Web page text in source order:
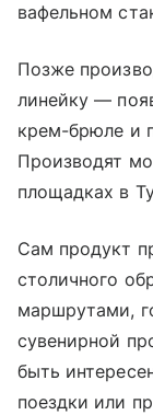
вафельном
Позже
линейку —
крем-брюле и
Производят
площадках в
Сам продукт
столичного
маршрутами,
сувенирной
быть
поездки или